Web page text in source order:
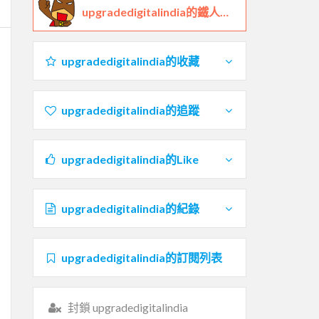
upgradedigitalindia的鐵人檔案
upgradedigitalindia的收藏
upgradedigitalindia的追蹤
upgradedigitalindia的Like
upgradedigitalindia的紀錄
upgradedigitalindia的訂閱列表
封鎖 upgradedigitalindia